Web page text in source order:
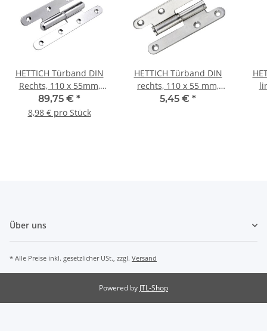
HETTICH Türband DIN
Rechts, 110 x 55mm,
Edelstahl, 10 Stück
89,75 € *
8,98 € pro Stück
HETTICH Türband DIN
rechts, 110 x 55 mm,
Edelstahl
5,45 € *
Über uns
* Alle Preise inkl. gesetzlicher USt., zzgl. Versand
Powered by JTL-Shop